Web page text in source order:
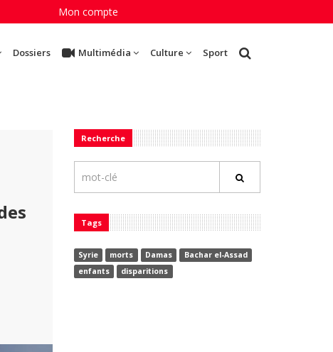
Mon compte
Dossiers Multimédia Culture Sport
Recherche
Tags
Syrie morts Damas
Bachar el-Assad
enfants
disparitions